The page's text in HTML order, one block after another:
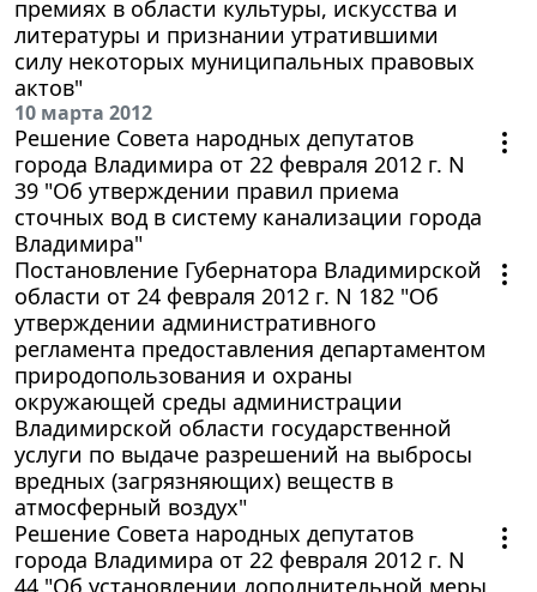
премиях в области культуры, искусства и
литературы и признании утратившими
силу некоторых муниципальных правовых
актов"
10 марта 2012
Решение Совета народных депутатов
города Владимира от 22 февраля 2012 г. N
39 "Об утверждении правил приема
сточных вод в систему канализации города
Владимира"
Постановление Губернатора Владимирской
области от 24 февраля 2012 г. N 182 "Об
утверждении административного
регламента предоставления департаментом
природопользования и охраны
окружающей среды администрации
Владимирской области государственной
услуги по выдаче разрешений на выбросы
вредных (загрязняющих) веществ в
атмосферный воздух"
Решение Совета народных депутатов
города Владимира от 22 февраля 2012 г. N